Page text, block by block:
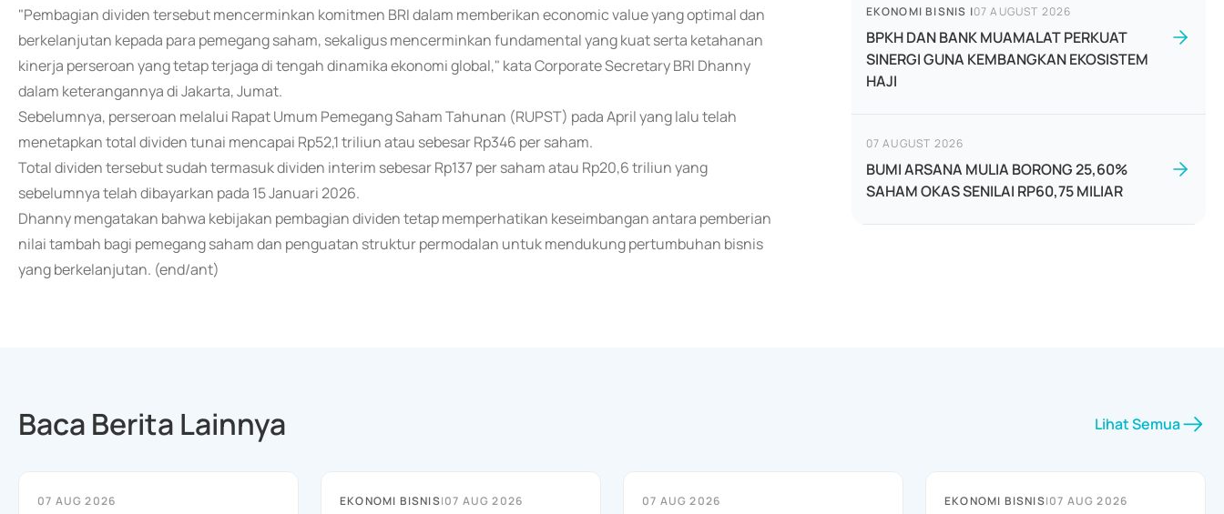
"Pembagian dividen tersebut mencerminkan komitmen BRI dalam memberikan economic value yang optimal dan
berkelanjutan kepada para pemegang saham, sekaligus mencerminkan fundamental yang kuat serta ketahanan
kinerja perseroan yang tetap terjaga di tengah dinamika ekonomi global," kata Corporate Secretary BRI Dhanny
dalam keterangannya di Jakarta, Jumat.
Sebelumnya, perseroan melalui Rapat Umum Pemegang Saham Tahunan (RUPST) pada April yang lalu telah
menetapkan total dividen tunai mencapai Rp52,1 triliun atau sebesar Rp346 per saham.
Total dividen tersebut sudah termasuk dividen interim sebesar Rp137 per saham atau Rp20,6 triliun yang
sebelumnya telah dibayarkan pada 15 Januari 2026.
Dhanny mengatakan bahwa kebijakan pembagian dividen tetap memperhatikan keseimbangan antara pemberian
nilai tambah bagi pemegang saham dan penguatan struktur permodalan untuk mendukung pertumbuhan bisnis
yang berkelanjutan. (end/ant)
EKONOMI BISNIS |07 AUGUST 2026
BPKH DAN BANK MUAMALAT PERKUAT
SINERGI GUNA KEMBANGKAN EKOSISTEM
HAJI
07 AUGUST 2026
BUMI ARSANA MULIA BORONG 25,60%
SAHAM OKAS SENILAI RP60,75 MILIAR
Baca Berita Lainnya Lihat Semua
07 AUG 2026 EKONOMI BISNIS|07 AUG 2026 07 AUG 2026 EKONOMI BISNIS|07 AUG 2026